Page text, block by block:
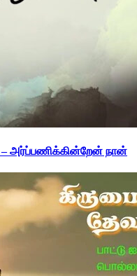
– அர்ப்பணிக்கின்றேன் நான்